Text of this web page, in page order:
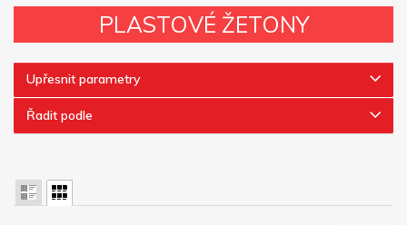
PLASTOVÉ ŽETONY
Upřesnit parametry
Řadit podle